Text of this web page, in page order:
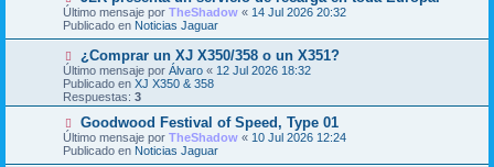
e
e
n
s
j
e
u
e
v
m
e
n
s
e
Último mensaje por TheShadow « 14 Jul 2026 20:32
Publicado en Noticias Jaguar
N
u
e
v
o
m
e
n
s
¿Comprar un XJ X350/358 o un X351?
Último mensaje por Álvaro « 12 Jul 2026 18:32
Publicado en XJ X350 & 358
Respuestas: 3
N
u
e
v
Goodwood Festival of Speed, Type 01
Último mensaje por TheShadow « 10 Jul 2026 12:24
Publicado en Noticias Jaguar